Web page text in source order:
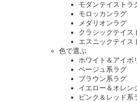
モダンテイストラ
モロッカンラグ
メダリオンラグ
クラシックテイス
エスニックテイス
色で選ぶ
ホワイト＆アイボ
ベージュ系ラグ
ブラウン系ラグ
イエロー＆オレン
ピンク＆レッド系